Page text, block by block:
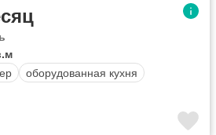
оборудованная кухня